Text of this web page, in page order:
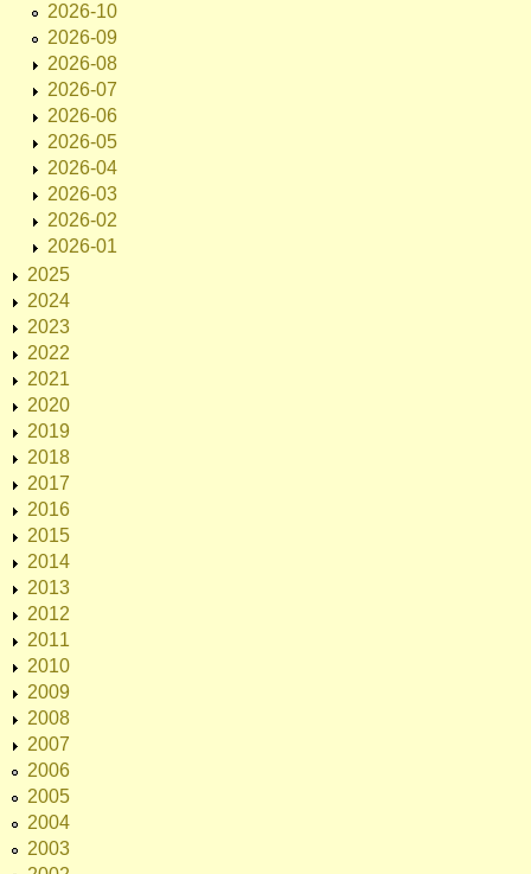
2026-10
2026-09
2026-08
2026-07
2026-06
2026-05
2026-04
2026-03
2026-02
2026-01
2025
2024
2023
2022
2021
2020
2019
2018
2017
2016
2015
2014
2013
2012
2011
2010
2009
2008
2007
2006
2005
2004
2003